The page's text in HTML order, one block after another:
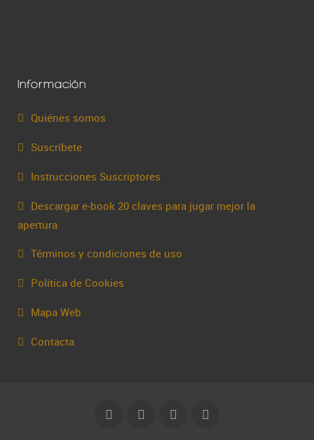
Información
Quiénes somos
Suscríbete
Instrucciones Suscriptores
Descargar e-book 20 claves para jugar mejor la
apertura
Términos y condiciones de uso
Política de Cookies
Mapa Web
Contacta